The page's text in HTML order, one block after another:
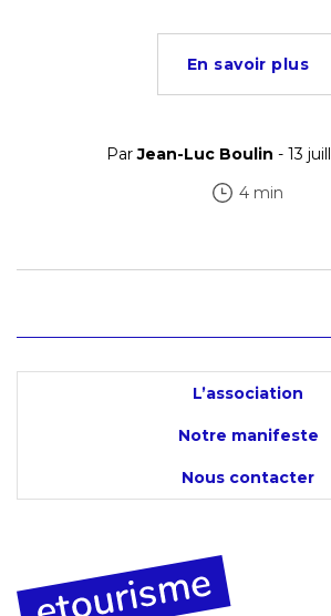
En savoir plus
ParJean-Luc Boulin - 13
4 min
L’association
Notre manifeste
Nous contacter